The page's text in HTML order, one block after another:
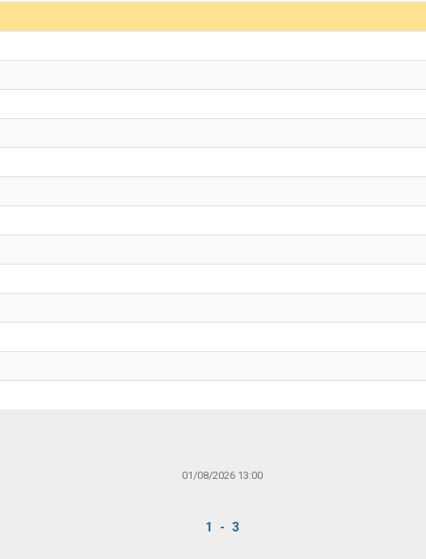
01/08/2026 13:00
1 - 3